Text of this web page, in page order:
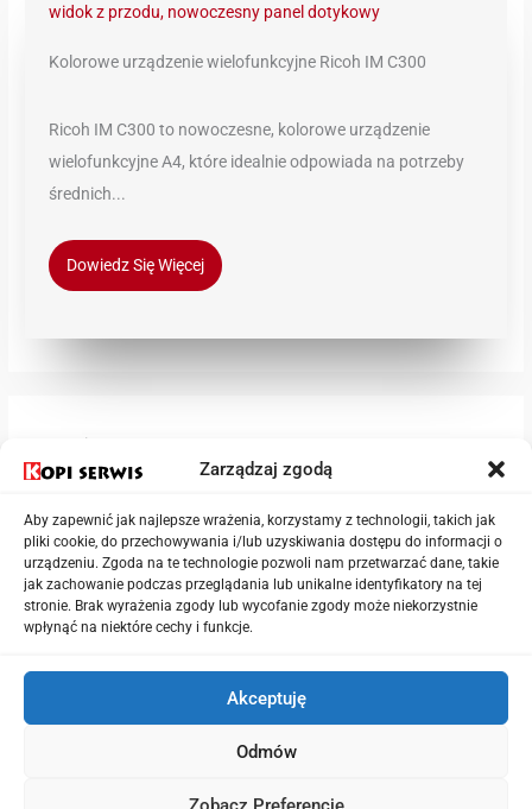
Zarządzaj zgodą
Aby zapewnić jak najlepsze wrażenia, korzystamy z technologii, takich jak
pliki cookie, do przechowywania i/lub uzyskiwania dostępu do informacji o
urządzeniu. Zgoda na te technologie pozwoli nam przetwarzać dane, takie
jak zachowanie podczas przeglądania lub unikalne identyfikatory na tej
stronie. Brak wyrażenia zgody lub wycofanie zgody może niekorzystnie
wpłynąć na niektóre cechy i funkcje.
Akceptuję
Odmów
Kolorowe urządzenie wielofunkcyjne Ricoh IM C300
Ricoh IM C300 to nowoczesne, kolorowe urządzenie
wielofunkcyjne A4, które idealnie odpowiada na potrzeby
średnich...
Dowiedz Się Więcej
Kategorie
Aktualności
Drukarki
Niszczarki
Urządzenia wielofunkcyjne
Copyright © 2026KopiSerwis.pl